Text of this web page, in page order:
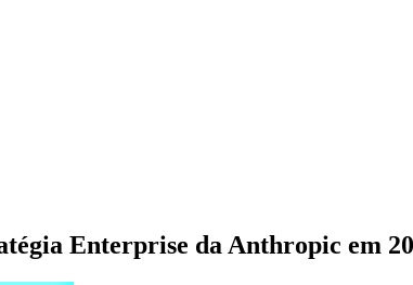
Enterprise da Anthropic em